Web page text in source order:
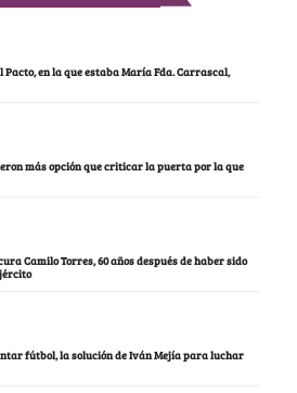
en la que estaba María Fda. Carrascal,
más opción que criticar la puerta por la que
Camilo Torres, 60 años después de haber sido
fútbol, la solución de Iván Mejía para luchar